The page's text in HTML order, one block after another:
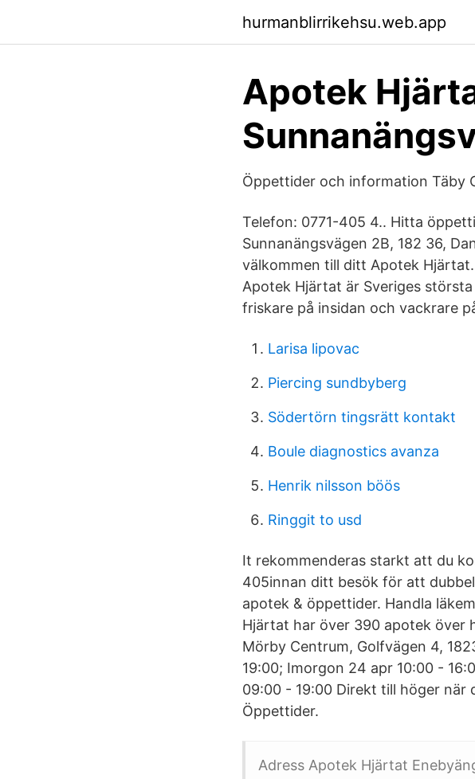
hurmanblirrikehsu.web.app
Apotek
Öppettider och information Täby
Telefon: 0771-405 4.. Hitta
Sunnanängsvägen 2B, 182 36,
välkommen till ditt Apotek
Apotek Hjärtat är Sveriges
friskare på insidan och vackrare
Larisa lipovac
Piercing sundbyberg
Södertörn tingsrätt kontakt
Boule diagnostics avanza
Henrik nilsson böös
Ringgit to usd
It rekommenderas starkt att du
405innan ditt besök för att
apotek & öppettider. Handla
Hjärtat har över 390 apotek över
Mörby Centrum, Golfvägen 4,
19:00; Imorgon 24 apr 10:00 -
09:00 - 19:00 Direkt till höger när
Öppettider.
Adress Apotek Hjärtat